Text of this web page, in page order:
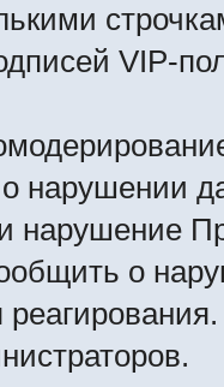
VIP-
нарушении
нарушение
о